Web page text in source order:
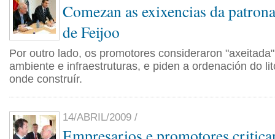
Comezan as exixencias da
de Feijoo
Por outro lado, os promotores consideraron
ambiente e infraestruturas, e piden a ordenación do
onde construír.
14/ABRIL/2009 /